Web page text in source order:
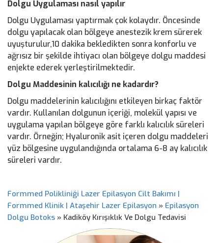
Dolgu Uygulaması nasıl yapılır
Dolgu Uygulaması yaptırmak çok kolaydır. Öncesinde
dolgu yapılacak olan bölgeye anestezik krem sürerek
uyuşturulur,10 dakika bekledikten sonra konforlu ve
ağrısız bir şekilde ihtiyacı olan bölgeye dolgu maddesi
enjekte ederek yerleştirilmektedir.
Dolgu Maddesinin kalıcılığı ne kadardır?
Dolgu maddelerinin kalıcılığını etkileyen birkaç faktör
vardır. Kullanılan dolgunun içeriği, molekül yapısı ve
uygulama yapılan bölgeye göre farklı kalıcılık süreleri
vardır. Örneğin; Hyaluronik asit içeren dolgu maddeleri
yüz bölgesine uygulandığında ortalama 6-8 ay kalıcılık
süreleri vardır.
Formmed Polikliniği Lazer Epilasyon Cilt Bakımı |
Formmed Klinik | Ataşehir Lazer Epilasyon » Epilasyon
Dolgu Botoks » Kadiköy Kırışıklık Ve Dolgu Tedavisi